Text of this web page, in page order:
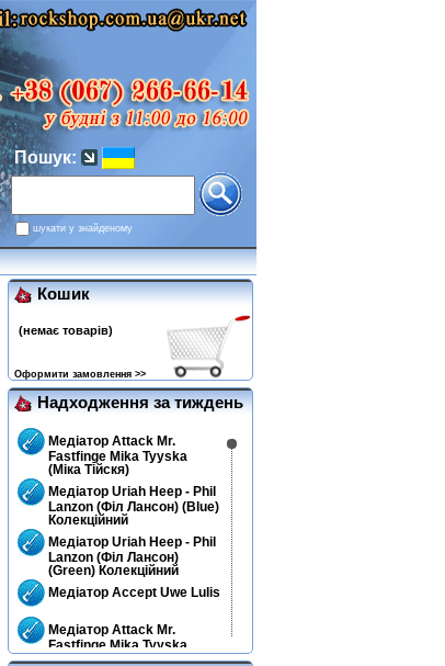
Пошук:
шукати у знайденому
Кошик
(немає товарів)
Оформити замовлення >>
Надходження за тиждень
Медіатор Attack Mr.
Fastfinge Mika Tyyska
(Міка Тійскя)
Медіатор Uriah Heep - Phil
Lanzon (Філ Лансон) (Blue)
Колекційний
Медіатор Uriah Heep - Phil
Lanzon (Філ Лансон)
(Green) Колекційний
Медіатор Accept Uwe Lulis
Медіатор Attack Mr.
Fastfinge Mika Tyyska
(Black) (Міка Тійскя)